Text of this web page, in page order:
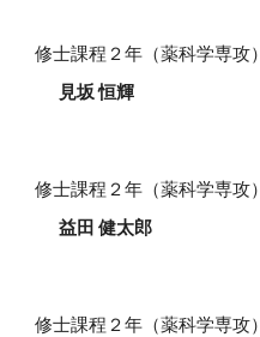
修士課程 ２年（薬科学専攻）
見坂 恒輝
修士課程 ２年（薬科学専攻）
益田 健太郎
修士課程 ２年（薬科学専攻）